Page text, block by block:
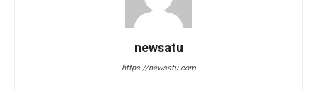
newsatu
https://newsatu.com